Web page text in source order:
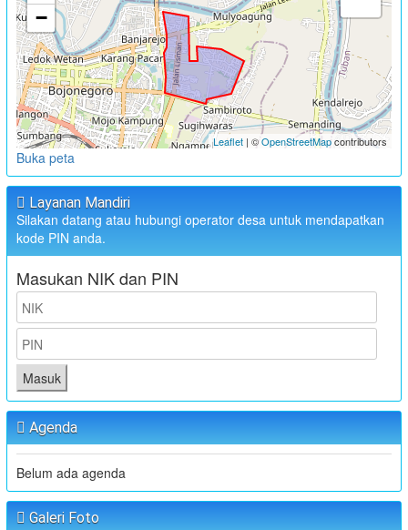
−
Leaflet | ©OpenStreetMapcontributors
Buka peta
Layanan Mandiri
Silakan datang atau hubungi operator desa untuk mendapatkan
kode PIN anda.
Masukan NIK dan PIN
Masuk
Agenda
Belum ada agenda
Galeri Foto